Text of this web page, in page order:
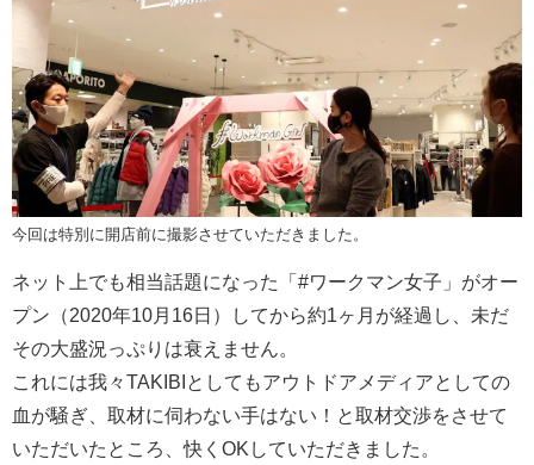
今回は特別に開店前に撮影させていただきました。
ネット上でも相当話題になった「#ワークマン女子」がオー
プン（2020年10月16日）してから約1ヶ月が経過し、未だ
その大盛況っぷりは衰えません。
これには我々TAKIBIとしてもアウトドアメディアとしての
血が騒ぎ、取材に伺わない手はない！と取材交渉をさせて
いただいたところ、快くOKしていただきました。